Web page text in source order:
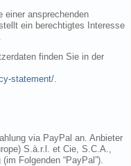
einer ansprechenden
ein berechtigtes Interesse
finden Sie in der
statement/
via PayPal an. Anbieter
S.à.r.l. et Cie, S.C.A.,
Folgenden “PayPal”).